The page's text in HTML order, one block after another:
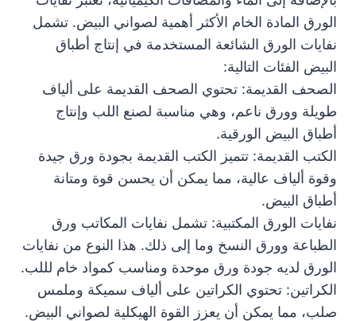
الورق المادة الخام الأكثر أهمية لصواني البيض. تشمل
نفايات الورق الشائعة المستخدمة في إنتاج أطباق
البيض الفئات التالية:
الصحف القديمة: تحتوي الصحف القديمة على ألياف
طويلة وورق ناعم، وهي مناسبة لصنع اللب وإنتاج
أطباق البيض الورقية.
الكتب القديمة: تتميز الكتب القديمة بجودة ورق جيدة
وقوة ألياف عالية، مما يمكن أن يحسن قوة ومتانة
أطباق البيض.
نفايات الورق المكتبية: تشمل نفايات المكاتب ورق
الطباعة وورق النسخ وما إلى ذلك. هذا النوع من نفايات
الورق لديه جودة ورق موحدة ومناسب كمواد خام لللب.
الكراتين: تحتوي الكراتين على ألياف سميكة وملمس
صلب، مما يمكن أن يعزز القوة الهيكلية لصواني البيض.